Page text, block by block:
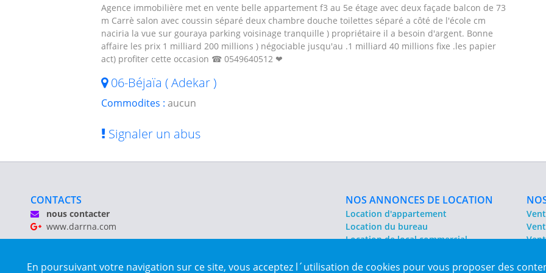
Agence immobilière met en vente belle appartement f3 au 5e étage avec deux façade balcon de 73
m Carrè salon avec coussin séparé deux chambre douche toilettes séparé a côté de l'école cm
naciria la vue sur gouraya parking voisinage tranquille ) propriétaire il a besoin d'argent. Bonne
affaire les prix 1 milliard 200 millions ) négociable jusqu'au .1 milliard 40 millions fixe .les papier
act) profiter cette occasion ☎ 0549640512 ❤
06-Béjaïa ( Adekar )
Commodites :aucun
Signaler un abus
En poursuivant votre navigation sur ce site, vous acceptez l´utilisation de cookies pour vous proposer des
CONTACTS
nous contacter
www.darrna.com
Tous droits réservés © Darrna 2020 - Annonces immobilières Algérie
NOS ANNONCES DE LOCATION
Location d'appartement
Location du bureau
Location de local commercial